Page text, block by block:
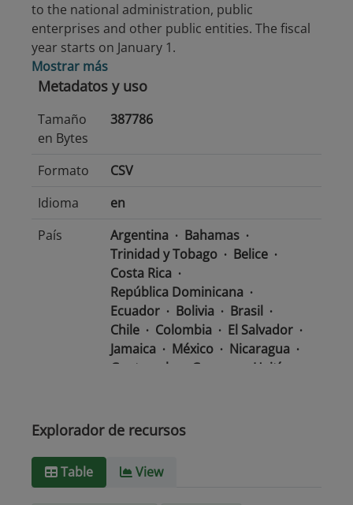
to the national administration, public
enterprises and other public entities. The fiscal
year starts on January 1.
Mostrar más
Metadatos y uso
Tamaño
en Bytes
387786
Formato
CSV
Idioma
en
País
Argentina
Bahamas
Trinidad y Tobago
Belice
Costa Rica
República Dominicana
Ecuador
Bolivia
Brasil
Chile
Colombia
El Salvador
Jamaica
México
Nicaragua
Guatemala
Guyana
Haití
Barbados
Paraguay
Tipo de
text/csv
Explorador de recursos
Table View